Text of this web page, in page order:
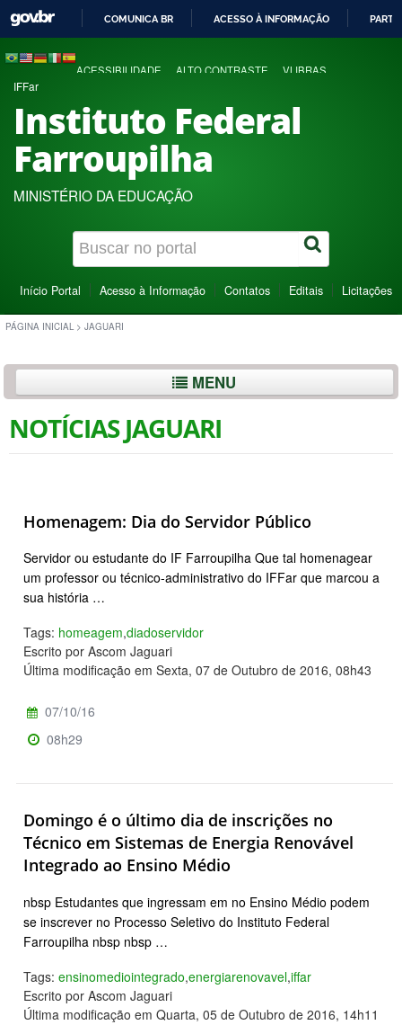
COMUNICA BR ACESSO À INFORMAÇÃO
ACESSIBILIDADE ALTO CONTRASTE VLIBRAS
IFFar
Instituto Federal
Farroupilha
MINISTÉRIO DA EDUCAÇÃO
Início Portal Acesso à Informação Contatos Editais Licitações
PÁGINA INICIAL > JAGUARI
MENU
NOTÍCIAS JAGUARI
Homenagem: Dia do Servidor Público
Servidor ou estudante do IF Farroupilha Que tal homenagear
um professor ou técnico-administrativo do IFFar que marcou a
sua história …
Tags: homeagem,diadoservidor
Escrito por Ascom Jaguari
Última modificação em Sexta, 07 de Outubro de 2016, 08h43
07/10/16
08h29
Domingo é o último dia de inscrições no
Técnico em Sistemas de Energia Renovável
Integrado ao Ensino Médio
nbsp Estudantes que ingressam em no Ensino Médio podem
se inscrever no Processo Seletivo do Instituto Federal
Farroupilha nbsp nbsp …
Tags: ensinomediointegrado,energiarenovavel,iffar
Escrito por Ascom Jaguari
Última modificação em Quarta, 05 de Outubro de 2016, 14h11